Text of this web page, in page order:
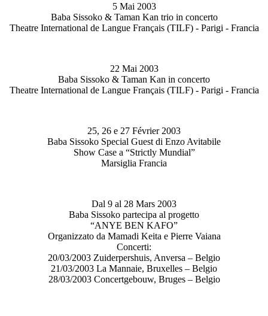
5 Mai 2003
Baba Sissoko & Taman Kan trio in concerto
Theatre International de Langue Français (TILF) - Parigi - Francia
22 Mai 2003
Baba Sissoko & Taman Kan in concerto
Theatre International de Langue Français (TILF) - Parigi - Francia
25, 26 e 27 Février 2003
Baba Sissoko Special Guest di Enzo Avitabile
Show Case a “Strictly Mundial”
Marsiglia Francia
Dal 9 al 28 Mars 2003
Baba Sissoko partecipa al progetto
“ANYE BEN KAFO”
Organizzato da Mamadi Keita e Pierre Vaiana
Concerti:
20/03/2003 Zuiderpershuis, Anversa – Belgio
21/03/2003 La Mannaie, Bruxelles – Belgio
28/03/2003 Concertgebouw, Bruges – Belgio